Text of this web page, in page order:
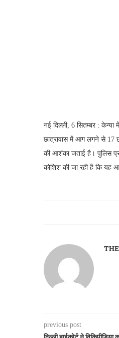
नई दिल्ली, 6 सितम्बर :
छात्रावास में आग लगने से 17
की आशंका जताई है। पुलिस
कोशिश की जा रही है कि यह
previous post